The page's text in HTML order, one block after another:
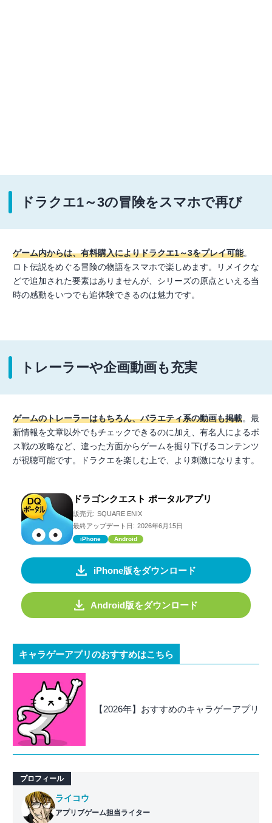
ドラクエ1～3の冒険をスマホで再び
ゲーム内からは、有料購入によりドラクエ1～3をプレイ可能。
ロト伝説をめぐる冒険の物語をスマホで楽しめます。リメイクな
どで追加された要素はありませんが、シリーズの原点といえる当
時の感動をいつでも追体験できるのは魅力です。
トレーラーや企画動画も充実
ゲームのトレーラーはもちろん、バラエティ系の動画も掲載。最
新情報を文章以外でもチェックできるのに加え、有名人によるボ
ス戦の攻略など、違った方面からゲームを掘り下げるコンテンツ
が視聴可能です。ドラクエを楽しむ上で、より刺激になります。
ドラゴンクエスト ポータルアプリ
販売元: SQUARE ENIX
最終アップデート日: 2026年6月15日
iPhone Android
iPhone版をダウンロード
Android版をダウンロード
キャラゲーアプリのおすすめはこちら
【2026年】おすすめのキャラゲーアプリ
プロフィール
ライコウ
アプリブゲーム担当ライター